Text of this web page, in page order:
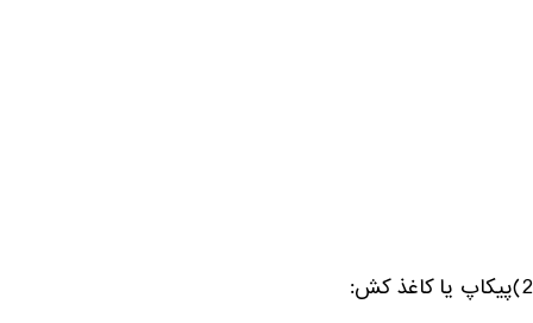
2)پیکاپ یا کاغذ کش: